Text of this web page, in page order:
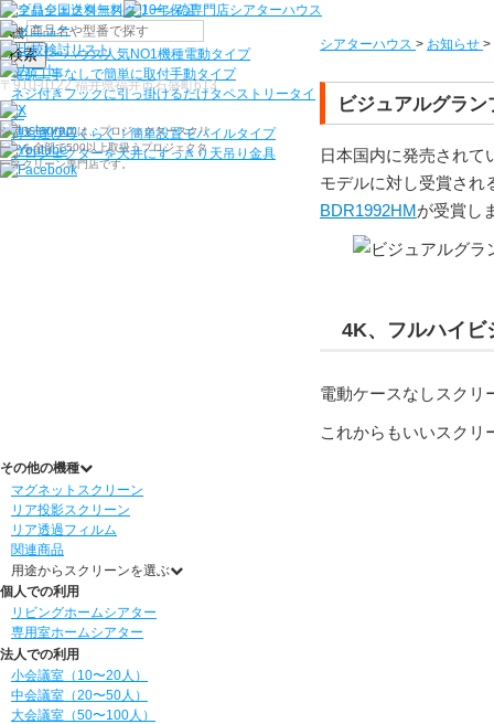
検索
シアターハウス > お知らせ >
ビジュアルグラ
日本国内に発売されて
モデルに対し受賞さ
BDR1992HMが受賞し
4K、フルハイビ
電動ケースなしスクリ
これからもいいスクリ
機種から選ぶ
シアターハウス人気NO1機種電動タイプ
電源工事なしで簡単に取付手動タイプ
ネジ付きフックに引っ掛けるだけタペストリータイ
プ
持ち運びらくらく！簡単設置モバイルタイプ
プロジェクターを天井にすっきり 天吊り金具
その他の機種
マグネットスクリーン
リア投影スクリーン
リア透過フィルム
関連商品
用途からスクリーンを選ぶ
個人での利用
リビングホームシアター
専用室ホームシアター
法人での利用
小会議室（10〜20人）
中会議室（20〜50人）
大会議室（50〜100人）
〒910-0122 福井県福井市石盛町613
シアターハウスは、プロジェクタースクリ
ーンを全部で500以上取扱うプロジェクタ
ースクリーン専門店です。